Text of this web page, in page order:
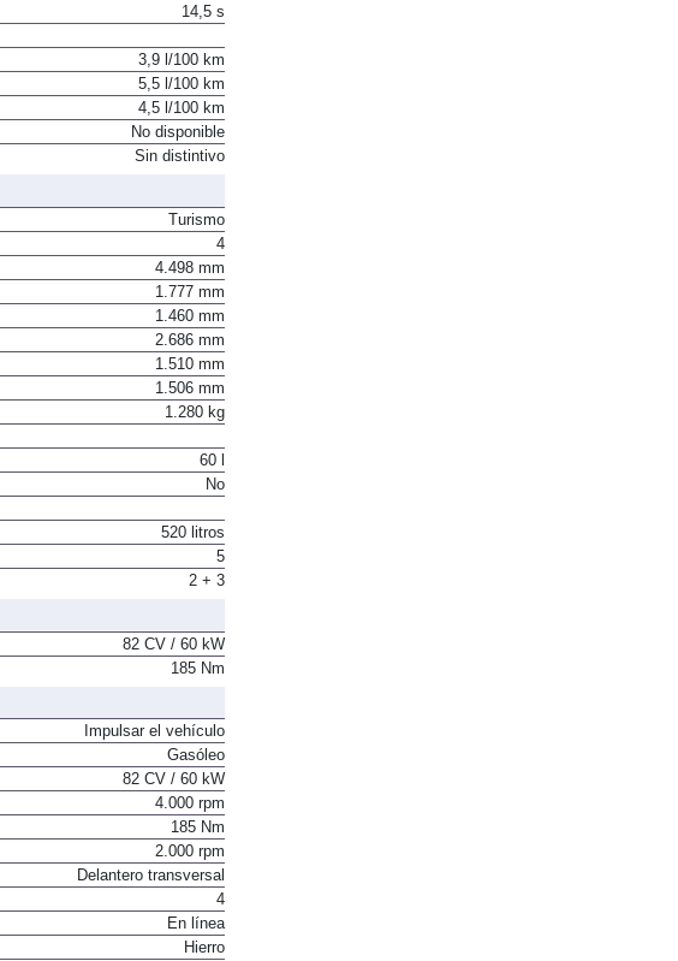
14,5 s
3,9 l/100 km
5,5 l/100 km
4,5 l/100 km
No disponible
Sin distintivo
Turismo
4
4.498 mm
1.777 mm
1.460 mm
2.686 mm
1.510 mm
1.506 mm
1.280 kg
60 l
No
520 litros
5
2 + 3
82 CV / 60 kW
185 Nm
Impulsar el vehículo
Gasóleo
82 CV / 60 kW
4.000 rpm
185 Nm
2.000 rpm
Delantero transversal
4
En línea
Hierro